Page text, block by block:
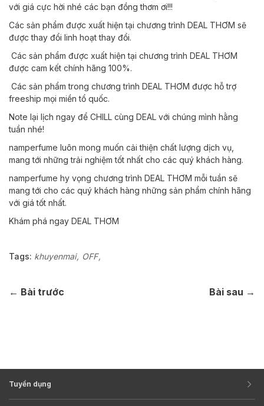
với giá cực hời nhé các bạn đồng thơm ơi!!!
Các sản phẩm được xuất hiện tại chương trình DEAL THƠM sẽ
được thay đổi linh hoạt thay đổi.
Các sản phẩm được xuất hiện tại chương trình DEAL THƠM
được cam kết chính hãng 100%.
Các sản phẩm trong chương trình DEAL THƠM được hỗ trợ
freeship mọi miền tổ quốc.
Note lại lịch ngay để CHILL cùng DEAL với chúng mình hằng
tuần nhé!
namperfume luôn mong muốn cải thiện chất lượng dịch vụ,
mang tới những trải nghiệm tốt nhất cho các quý khách hàng.
namperfume hy vọng chương trình DEAL THƠM mỗi tuần sẽ
mang tới cho các quý khách hàng những sản phẩm chính hãng
với giá tốt nhất.
Khám phá ngay DEAL THƠM
Tags: khuyenmai OFF
← Bài trước Bài sau →
Tuyển dụng